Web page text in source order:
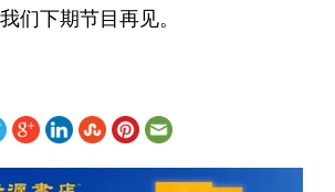
们下期节目再见。